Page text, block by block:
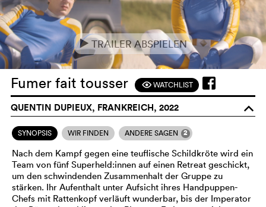
e TRAILER ABSPIELEN
Fumer fait tousser FWATCHLIST
QUENTIN DUPIEUX, FRANKREICH, 2022 o
SYNOPSIS WIR FINDEN ANDERE SAGEN 2
Nach dem Kampf gegen eine teuflische Schildkröte wird ein
Team von fünf Superheld:innen auf einen Retreat geschickt,
um den schwindenden Zusammenhalt der Gruppe zu
stärken. Ihr Aufenthalt unter Aufsicht ihres Handpuppen-
Chefs mit Rattenkopf verläuft wunderbar, bis der Imperator